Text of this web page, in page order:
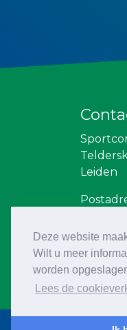
Deze website
Wilt u meer
worden
Lees de
Leiden
Postbus
2302 BB